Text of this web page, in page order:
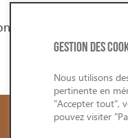
dans un
GESTION DES
Nous utilisons
pertinente en
"Accepter tout",
pouvez visiter